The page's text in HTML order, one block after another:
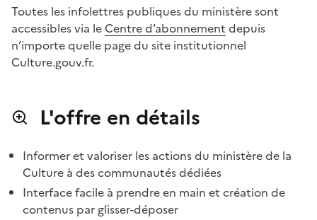
Toutes les infolettres publiques du ministère sont
accessibles via le Centre d’abonnement depuis
n’importe quelle page du site institutionnel
Culture.gouv.fr.
L'offre en détails
Informer et valoriser les actions du ministère de la
Culture à des communautés dédiées
Interface facile à prendre en main et création de
contenus par glisser-déposer